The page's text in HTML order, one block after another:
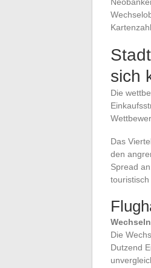
sich
Die
Das
den
Spread
touristisch
Die
Dutzend